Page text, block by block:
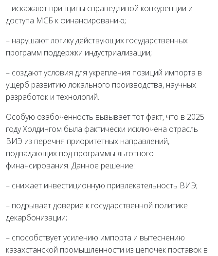
– искажают принципы справедливой конкуренции и
доступа МСБ к финансированию;
– нарушают логику действующих государственных
программ поддержки индустриализации;
– создают условия для укрепления позиций импорта в
ущерб развитию локального производства, научных
разработок и технологий.
Особую озабоченность вызывает тот факт, что в 2025
году Холдингом была фактически исключена отрасль
ВИЭ из перечня приоритетных направлений,
подпадающих под программы льготного
финансирования. Данное решение:
– снижает инвестиционную привлекательность ВИЭ;
– подрывает доверие к государственной политике
декарбонизации;
– способствует усилению импорта и вытеснению
казахстанской промышленности из цепочек поставок в